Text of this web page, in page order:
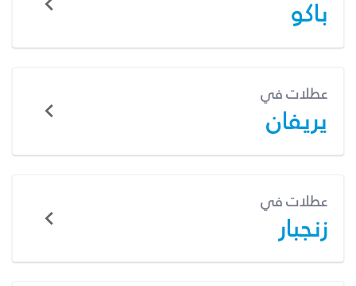
باكو
عطلات في
يريفان
عطلات في
زنجبار